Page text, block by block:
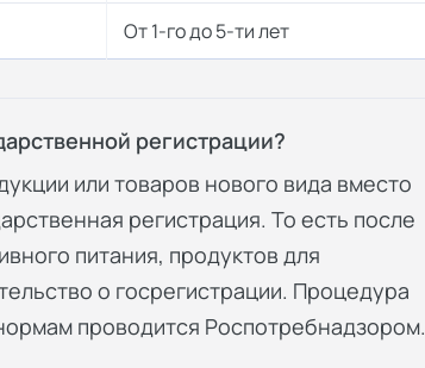
От 1-го до 5-ти лет
регистрации?
или товаров нового вида вместо
регистрация. То есть после
питания, продуктов для
о госрегистрации. Процедура
проводится Роспотребнадзором.